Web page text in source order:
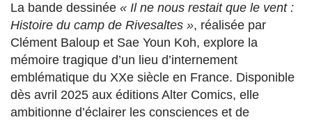
La bande dessinée « Il ne nous restait que le vent :
Histoire du camp de Rivesaltes », réalisée par
Clément Baloup et Sae Youn Koh, explore la
mémoire tragique d’un lieu d’internement
emblématique du XXe siècle en France. Disponible
dès avril 2025 aux éditions Alter Comics, elle
ambitionne d’éclairer les consciences et de